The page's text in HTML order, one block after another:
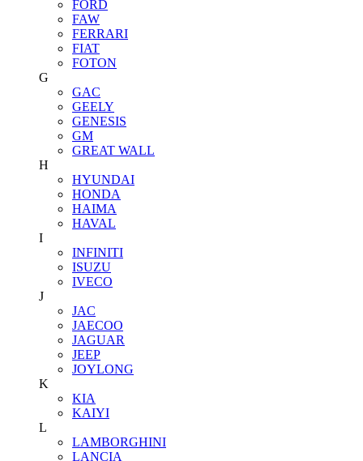
FORD
FAW
FERRARI
FIAT
FOTON
G
GAC
GEELY
GENESIS
GM
GREAT WALL
H
HYUNDAI
HONDA
HAIMA
HAVAL
I
INFINITI
ISUZU
IVECO
J
JAC
JAECOO
JAGUAR
JEEP
JOYLONG
K
KIA
KAIYI
L
LAMBORGHINI
LANCIA